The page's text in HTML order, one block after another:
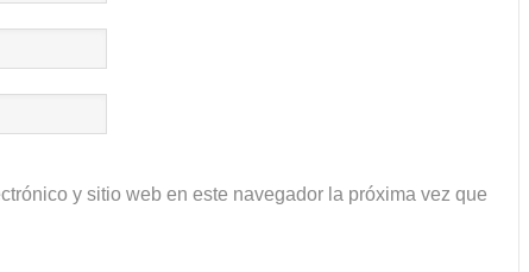
y sitio web en este navegador la próxima vez que